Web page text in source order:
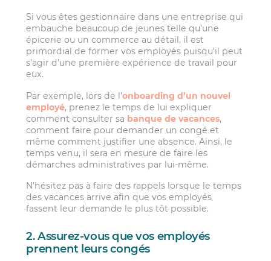
Si vous êtes gestionnaire dans une entreprise qui
embauche beaucoup de jeunes telle qu’une
épicerie ou un commerce au détail, il est
primordial de former vos employés puisqu’il peut
s’agir d’une première expérience de travail pour
eux.
Par exemple, lors de l’onboarding d’un nouvel
employé, prenez le temps de lui expliquer
comment consulter sa banque de vacances,
comment faire pour demander un congé et
même comment justifier une absence. Ainsi, le
temps venu, il sera en mesure de faire les
démarches administratives par lui-même.
N’hésitez pas à faire des rappels lorsque le temps
des vacances arrive afin que vos employés
fassent leur demande le plus tôt possible.
2. Assurez-vous que vos employés
prennent leurs congés